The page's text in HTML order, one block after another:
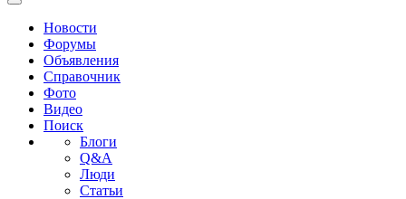
Новости
Форумы
Объявления
Справочник
Фото
Видео
Поиск
Блоги
Q&A
Люди
Статьи